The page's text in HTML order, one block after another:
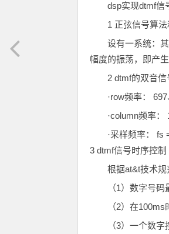
dsp实现dtmf信
1 正弦信号算
设有一系统：
幅度的振荡，即产生
2 dtmf的双音信
·row频率：
·column频率：
·采样频率： fs
3 dtmf信号时序控制
根据at&t技术规
（1）数字号
（2）在
（3）一个数